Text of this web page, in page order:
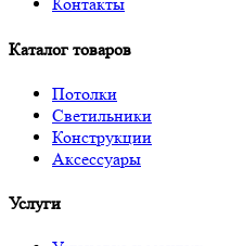
Контакты
Каталог товаров
Потолки
Светильники
Конструкции
Аксессуары
Услуги